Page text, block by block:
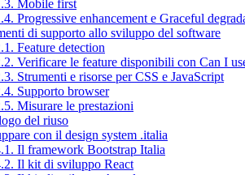
Mobile first
Progressive enhancement e Graceful
di supporto allo sviluppo del software
Feature detection
Verificare le feature disponibili con Can I
Strumenti e risorse per CSS e JavaScript
Supporto browser
Misurare le prestazioni
del riuso
con il design system .italia
Il framework Bootstrap Italia
Il kit di sviluppo React